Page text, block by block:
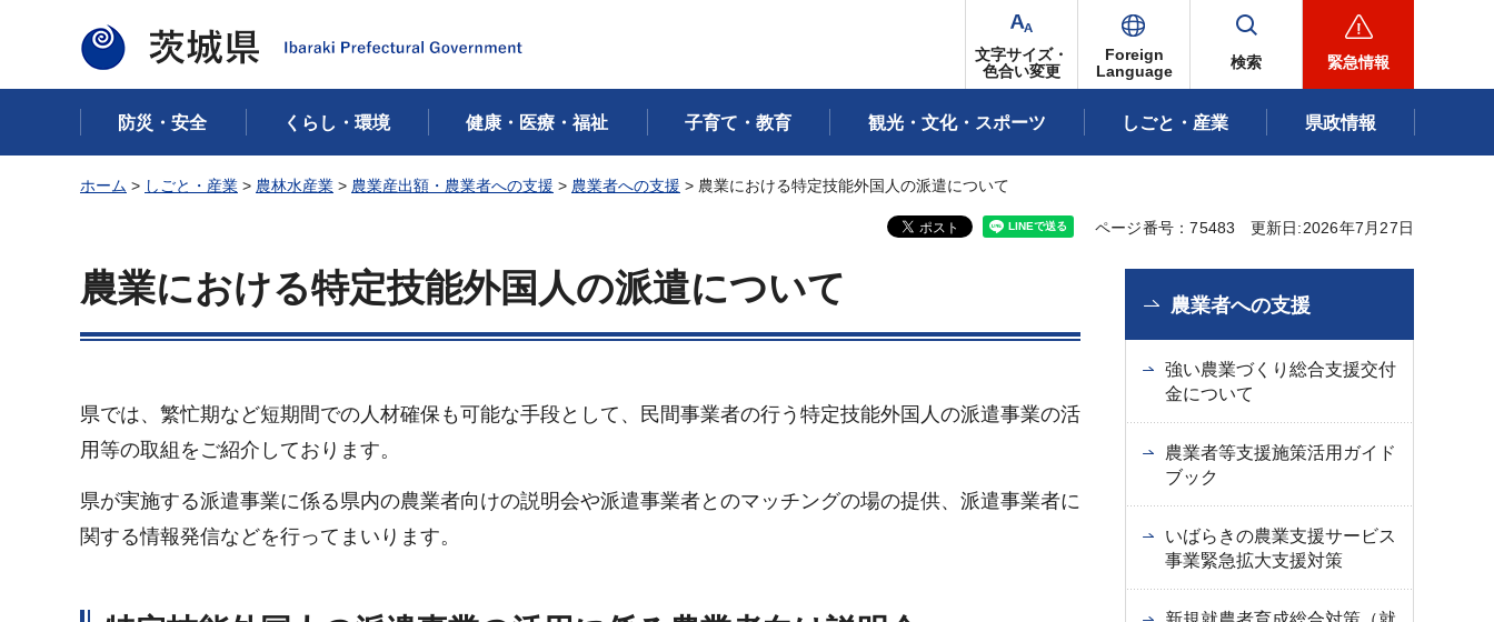
茨城県
文字サイズ・
色合い変更
Foreign
Language
検索 緊急情報
防災・安全 くらし・環境 健康・医療・福祉 子育て・教育 観光・文化・スポーツ しごと・産業 県政情報
ホーム > しごと・産業 > 農林水産業 > 農業産出額・農業者への支援 > 農業者への支援 > 農業における特定技能外国人の派遣について
ページ番号：75483 更新日:2026年7月27日
農業における特定技能外国人の派遣について
県では、繁忙期など短期間での人材確保も可能な手段として、民間事業者の行う特定技能外国人の派遣事業の活
用等の取組をご紹介しております。
県が実施する派遣事業に係る県内の農業者向けの説明会や派遣事業者とのマッチングの場の提供、派遣事業者に
関する情報発信などを行ってまいります。
農業者への支援
強い農業づくり総合支援交付
金について
農業者等支援施策活用ガイド
ブック
いばらきの農業支援サービス
事業緊急拡大支援対策